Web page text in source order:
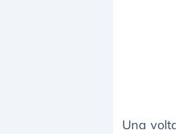
Una